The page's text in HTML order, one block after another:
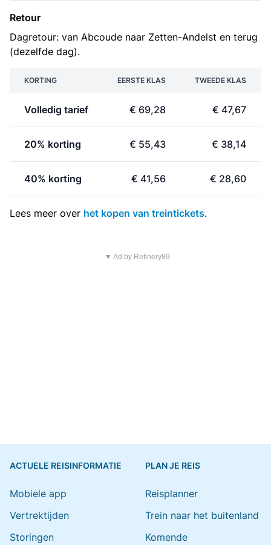
Retour
Dagretour: van Abcoude naar Zetten-Andelst en terug
(dezelfde dag).
KORTING EERSTE KLAS TWEEDE KLAS
Volledig tarief € 69,28 € 47,67
20% korting € 55,43 € 38,14
40% korting € 41,56 € 28,60
Lees meer over het kopen van treintickets.
▼ Ad by Refinery89
ACTUELE REISINFORMATIE
Mobiele app
Vertrektijden
Storingen
PLAN JE REIS
Reisplanner
Trein naar het buitenland
Komende